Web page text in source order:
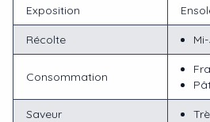
Exposition
Récolte
Consommation
Saveur